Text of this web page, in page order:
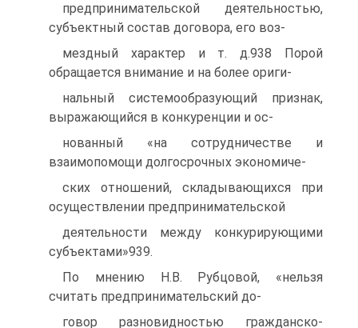
предпринимательской деятельностью,
субъектный состав договора, его воз-
мездный характер и т. д.938 Порой
обращается внимание и на более ориги-
нальный системообразующий признак,
выражающийся в конкуренции и ос-
нованный «на сотрудничестве и
взаимопомощи долгосрочных экономиче-
ских отношений, складывающихся при
осуществлении предпринимательской
деятельности между конкурирующими
субъектами»939.
По мнению Н.В. Рубцовой, «нельзя
считать предпринимательский до-
говор разновидностью гражданско-